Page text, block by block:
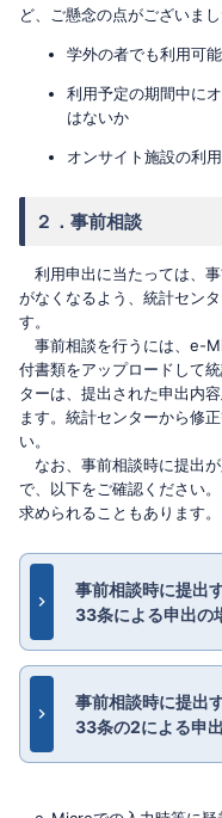
ど、ご懸念の点がございま
学外の者でも利用可
利用予定の期間中に
はないか
オンサイト施設の利
２．事前相談
利用申出に当たっては、
がなくなるよう、統計セン
す。
事前相談を行うには、e-
付書類をアップロードして
ターは、提出された申出内
ます。統計センターから修
い。
なお、事前相談時に提出
で、以下をご確認ください
求められることもあります。
事前相談時に提出
33条による申出の
事前相談時に提出
33条の2による申